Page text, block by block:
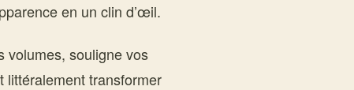
en un clin d’œil.
volumes, souligne vos
littéralement transformer